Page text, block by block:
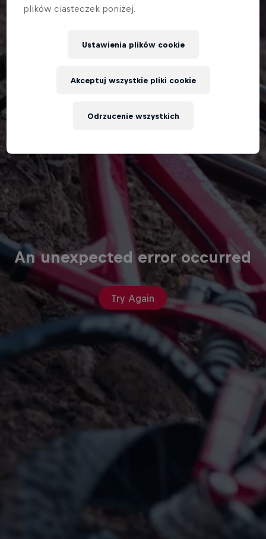
An unexpected error occurred
Try Again
plików ciasteczek poniżej.
Ustawienia plików cookie
Odrzucenie wszystkich
Akceptuj wszystkie pliki cookie